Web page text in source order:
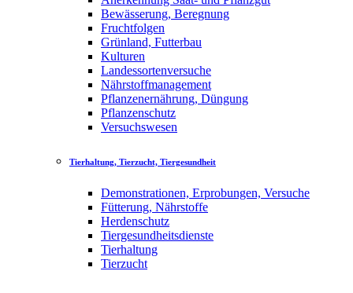
Bewässerung, Beregnung
Fruchtfolgen
Grünland, Futterbau
Kulturen
Landessortenversuche
Nährstoffmanagement
Pflanzenernährung, Düngung
Pflanzenschutz
Versuchswesen
Tierhaltung, Tierzucht, Tiergesundheit
Demonstrationen, Erprobungen, Versuche
Fütterung, Nährstoffe
Herdenschutz
Tiergesundheitsdienste
Tierhaltung
Tierzucht